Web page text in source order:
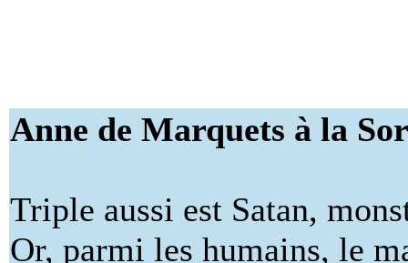
Anne de Marquets à la
Triple aussi est Satan,
Or, parmi les humains, le